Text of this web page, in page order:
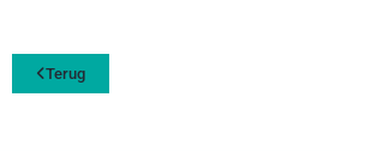
Terug